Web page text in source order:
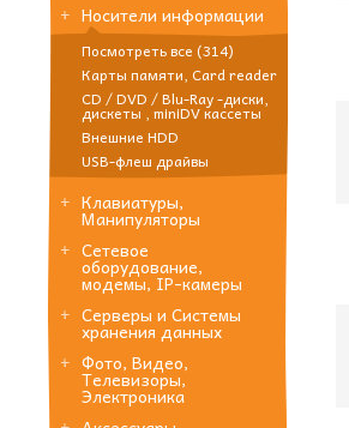
Носители информации
Посмотреть все (314)
Карты памяти, Card reader
CD / DVD / Blu-Ray -диски,
дискеты , miniDV кассеты
Внешние HDD
USB-флеш драйвы
Клавиатуры,
Манипуляторы
Сетевое
оборудование,
модемы, IP-камеры
Серверы и Системы
хранения данных
Фото, Видео,
Телевизоры,
Электроника